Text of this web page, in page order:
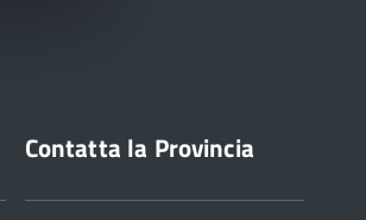
Contatta la Provincia